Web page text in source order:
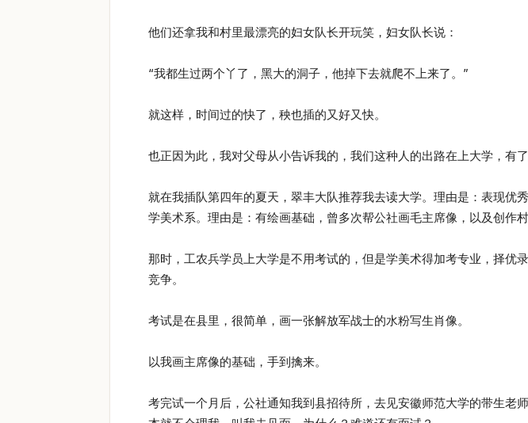
他们还拿我和村里最漂亮的妇女队长开玩笑，妇女队长说：
“我都生过两个丫了，黑大的洞子，他掉下去就爬不上来了。”
就这样，时间过的快了，秧也插的又好又快。
也正因为此，我对父母从小告诉我的，我们这种人的出路在上大学，有
就在我插队第四年的夏天，翠丰大队推荐我去读大学。理由是：表现
学美术系。理由是：有绘画基础，曾多次帮公社画毛主席像，以及创作
那时，工农兵学员上大学是不用考试的，但是学美术得加考专业，择
竞争。
考试是在县里，很简单，画一张解放军战士的水粉写生肖像。
以我画主席像的基础，手到擒来。
考完试一个月后，公社通知我到县招待所，去见安徽师范大学的带生老